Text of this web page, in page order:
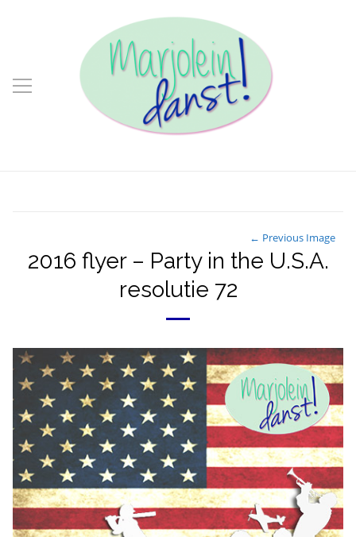
← Previous Image
2016 flyer – Party in the U.S.A.
resolutie 72